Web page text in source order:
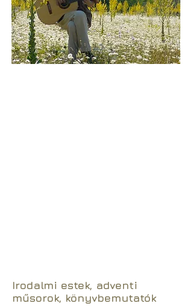
Irodalmi estek, adventi
műsorok, könyvbemutatók